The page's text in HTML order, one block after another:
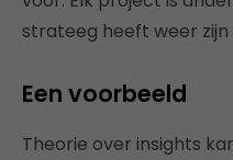
strateeg heeft weer zijn
Een voorbeeld
Theorie over insights